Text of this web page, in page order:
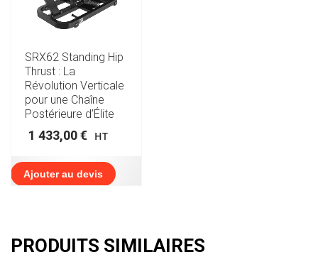
SRX62 Standing Hip
Thrust : La
Révolution Verticale
pour une Chaîne
Postérieure d’Élite
1 433,00€ HT
Ajouter au devis
PRODUITS SIMILAIRES